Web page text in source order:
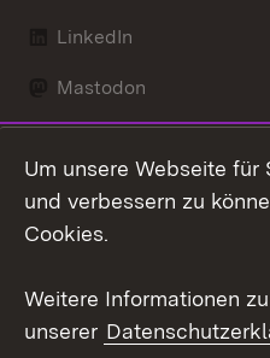
LinkedIn
Mastodon
X / Twitter
Youtube
Kontakt
Um unsere Webseite
und verbessern zu
Cookies.
Weitere Informationen
unserer